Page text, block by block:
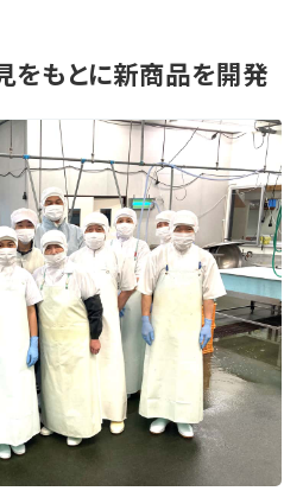
をもとに新商品を開発